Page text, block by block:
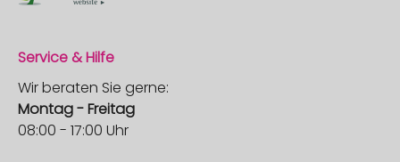
Service & Hilfe
Wir beraten Sie gerne:
Montag - Freitag
08:00 - 17:00 Uhr